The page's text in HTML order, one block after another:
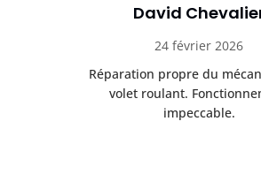
David
24 février 2026
Réparation propre du
volet roulant.
impeccable.